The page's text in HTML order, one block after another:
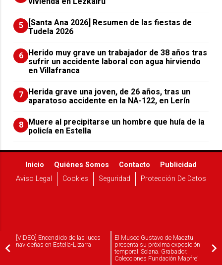
5
[Santa Ana 2026] Resumen de las fiestas de
Tudela 2026
6 Herido muy grave un trabajador de 38 años tras
sufrir un accidente laboral con agua hirviendo
en Villafranca
7 Herida grave una joven, de 26 años, tras un
aparatoso accidente en la NA-122, en Lerín
8 Muere al precipitarse un hombre que huía de la
policía en Estella
Inicio Quiénes Somos Contacto
Publicidad
Aviso Legal
Cookies Seguridad Protección De Datos
WEBS DEL GRUPO COMUNIKAZE
[VIDEO] Encendido de las luces
navideñas en Estella-Lizarra
El Museo Gustavo de Maeztu
presenta su próxima exposición
temporal ‘Solana. Grabador.
Colecciones Fundación Mapfre’